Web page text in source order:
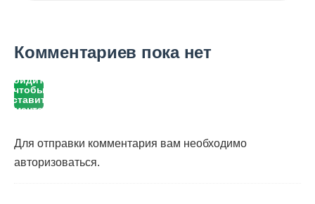
Комментариев пока нет
Войдите,
чтобы
оставить
Для отправки комментария вам необходимо
авторизоваться.